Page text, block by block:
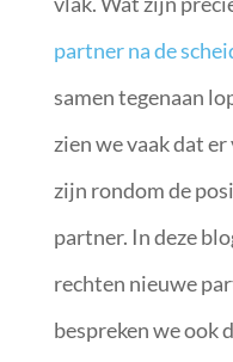
partner na de
samen tegenaan
zien we vaak dat
zijn rondom de
partner. In deze
rechten nieuwe
bespreken we ook